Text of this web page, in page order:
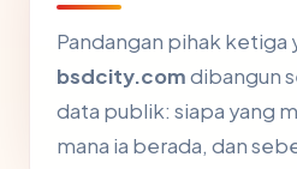
Pandangan pihak ketiga
bsdcity.comdibangun
data publik: siapa yang
mana ia berada, dan